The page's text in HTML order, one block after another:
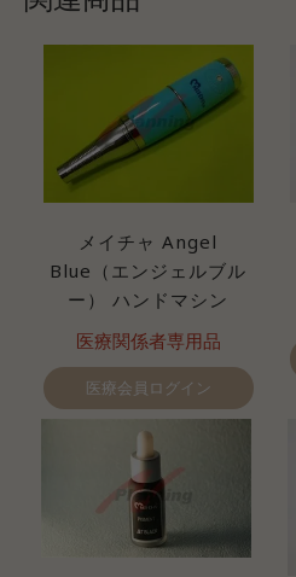
メイチャ Angel
Blue（エンジェルブル
ー） ハンドマシン
医療関係者専用品
医療会員ログイン